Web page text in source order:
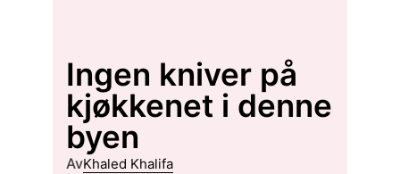
Ingen kniver på
kjøkkenet i denne
byen
AvKhaled Khalifa